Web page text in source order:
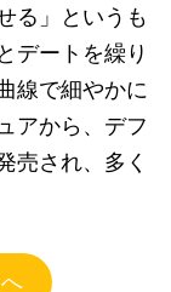
る」というも
デートを繰り
線で細やかに
アから、デフ
売され、多く